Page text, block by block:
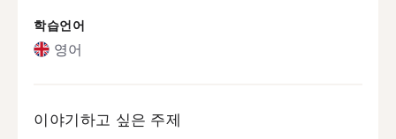
학습언어
영어
이야기하고 싶은 주제